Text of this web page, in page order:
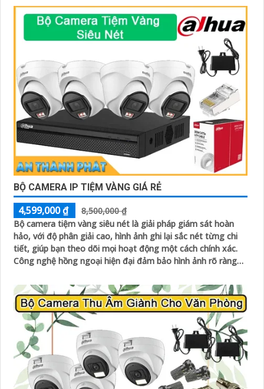
BỘ CAMERA IP TIỆM VÀNG GIÁ RẺ
4,599,000 ₫
8,500,000 ₫
Bộ camera tiệm vàng siêu nét là giải pháp giám sát hoàn
hảo, với độ phân giải cao, hình ảnh ghi lại sắc nét từng chi
tiết, giúp bạn theo dõi mọi hoạt động một cách chính xác.
Công nghệ hồng ngoại hiện đại đảm bảo hình ảnh rõ ràng